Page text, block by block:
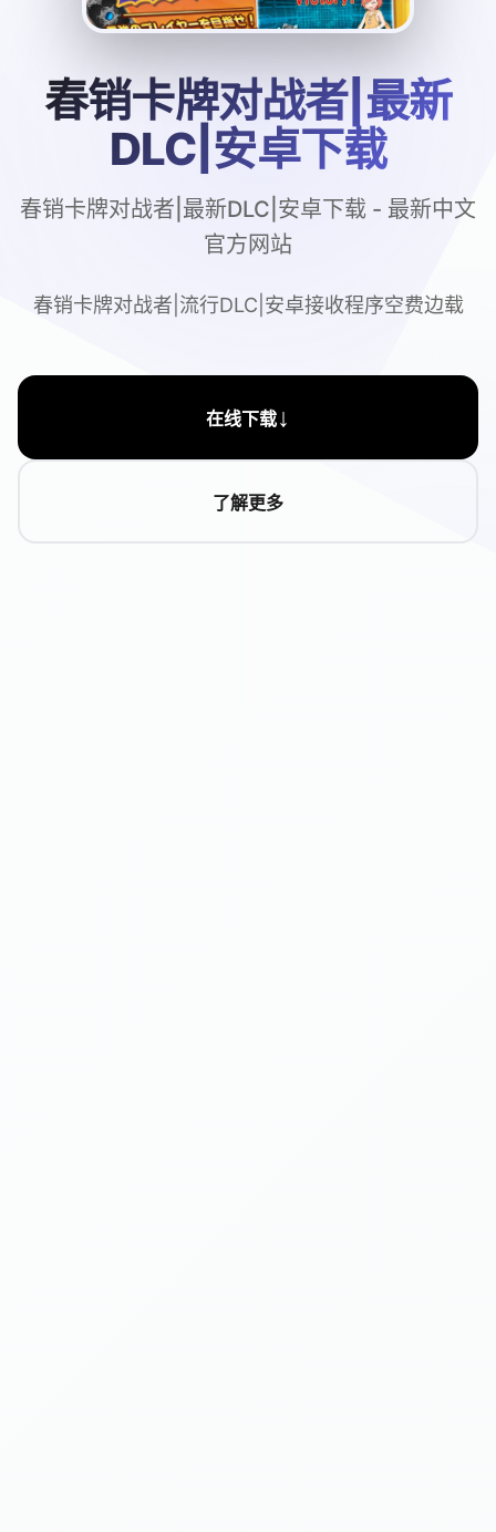
春销卡牌对战者|最新
DLC|安卓下载
春销卡牌对战者|最新DLC|安卓下载 - 最新中文
官方网站
春销卡牌对战者|流行DLC|安卓接收程序空费边载
在线下载↓
了解更多